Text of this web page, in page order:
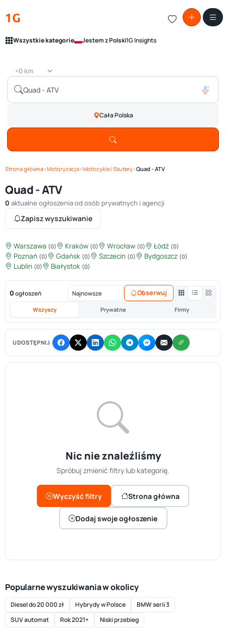
1G
Wszystkie kategorie Jestem z Polski1G Insights
Cała Polska
Strona główna›Motoryzacja›Motocykle i Skutery›Quad - ATV
Quad - ATV
0 aktualne ogłoszenia od osób prywatnych i agencji
Zapisz wyszukiwanie
Warszawa (0) Kraków (0) Wrocław (0) Łódź (0)
Poznań (0) Gdańsk (0) Szczecin (0) Bydgoszcz (0)
Lublin (0) Białystok (0)
0 ogłoszeń
Wszyscy Prywatne Firmy
Obserwuj
UDOSTĘPNIJ
Nic nie znaleźliśmy
Spróbuj zmienić filtry lub kategorię.
Wyczyść filtry Strona główna
Dodaj swoje ogłoszenie
Popularne wyszukiwania w okolicy
Diesel do 20 000 zł Hybrydy w Polsce
BMW serii 3
SUV automat
Rok 2021+ Niski przebieg